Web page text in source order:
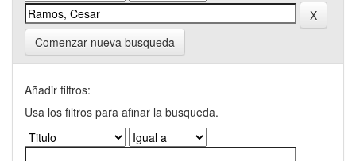
Comenzar nueva busqueda
Añadir filtros:
Usa los filtros para afinar la busqueda.